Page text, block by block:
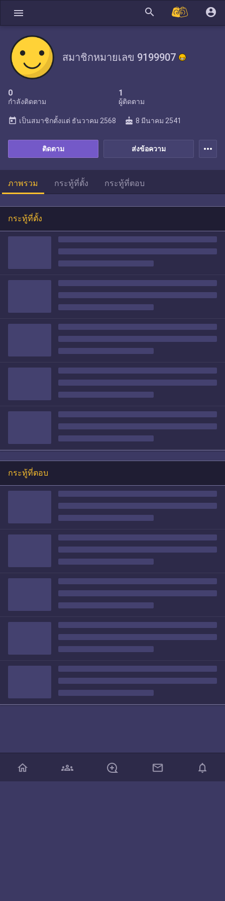
menu search account_circle
สมาชิกหมายเลข 9199907
0
กำลังติดตาม
1
ผู้ติดตาม
ส่งข้อความ
ติดตาม
today เป็นสมาชิกตั้งแต่ ธันวาคม 2568 cake 8 มีนาคม 2541
more_horiz
ภาพรวม กระทู้ที่ตั้ง กระทู้ที่ตอบ
กระทู้ที่ตั้ง
กระทู้ที่ตอบ